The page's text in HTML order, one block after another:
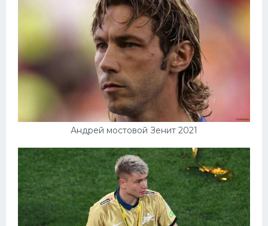
Андрей мостовой Зенит 2021